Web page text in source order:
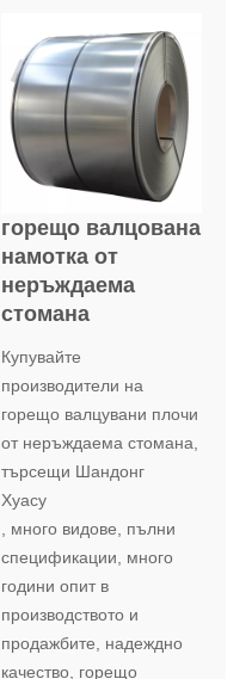
горещо валцована
намотка от
неръждаема
стомана
Купувайте
производители на
горещо валцувани плочи
от неръждаема стомана,
търсещи Шандонг
Хуасу
, много видове, пълни
спецификации, много
години опит в
производството и
продажбите, надеждно
качество, горещо